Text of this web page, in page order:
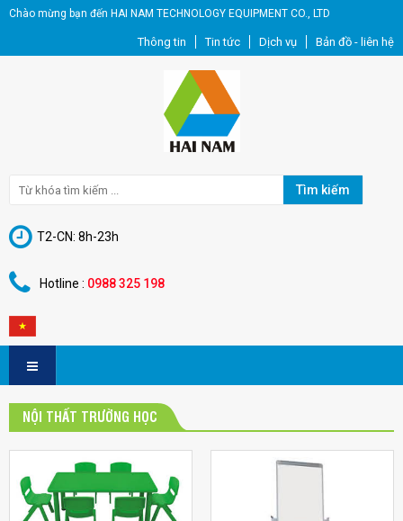
Chào mừng bạn đến HAI NAM TECHNOLOGY EQUIPMENT CO., LTD
Thông tin Tin tức Dịch vụ Bản đồ - liên hệ
Tìm kiếm
T2-CN: 8h-23h
Hotline : 0988 325 198
NỘI THẤT TRƯỜNG HỌC